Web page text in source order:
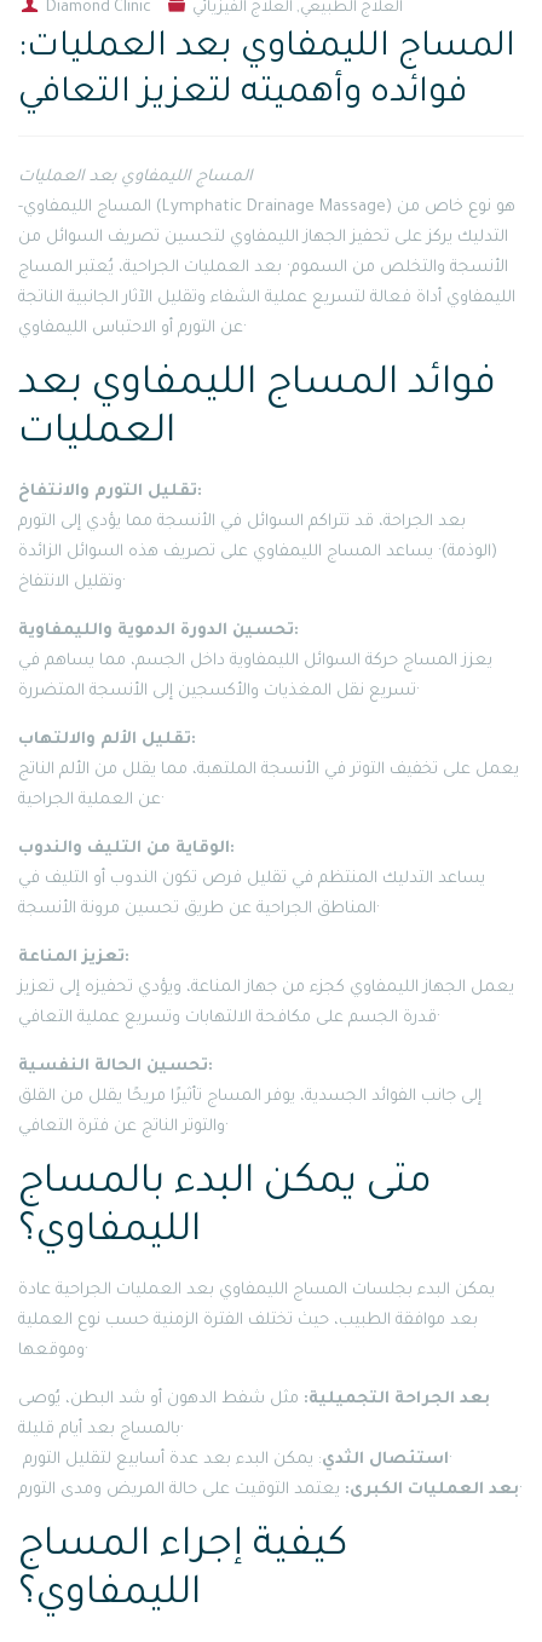
Diamond Clinic العلاج الطبيعي, العلاج الفيزيائي
المساج الليمفاوي بعد العمليات:
فوائده وأهميته لتعزيز التعافي
المساج الليمفاوي بعد العمليات
-المساج الليمفاوي (Lymphatic Drainage Massage) هو نوع خاص من
التدليك يركز على تحفيز الجهاز الليمفاوي لتحسين تصريف السوائل من
الأنسجة والتخلص من السموم· بعد العمليات الجراحية، يُعتبر المساج
الليمفاوي أداة فعالة لتسريع عملية الشفاء وتقليل الآثار الجانبية الناتجة
عن التورم أو الاحتباس الليمفاوي·
فوائد المساج الليمفاوي بعد
العمليات
تقليل التورم والانتفاخ:
بعد الجراحة، قد تتراكم السوائل في الأنسجة مما يؤدي إلى التورم
(الوذمة)· يساعد المساج الليمفاوي على تصريف هذه السوائل الزائدة
وتقليل الانتفاخ·
تحسين الدورة الدموية والليمفاوية:
يعزز المساج حركة السوائل الليمفاوية داخل الجسم، مما يساهم في
تسريع نقل المغذيات والأكسجين إلى الأنسجة المتضررة·
تقليل الألم والالتهاب:
يعمل على تخفيف التوتر في الأنسجة الملتهبة، مما يقلل من الألم الناتج
عن العملية الجراحية·
الوقاية من التليف والندوب:
يساعد التدليك المنتظم في تقليل فرص تكون الندوب أو التليف في
المناطق الجراحية عن طريق تحسين مرونة الأنسجة·
تعزيز المناعة:
يعمل الجهاز الليمفاوي كجزء من جهاز المناعة، ويؤدي تحفيزه إلى تعزيز
قدرة الجسم على مكافحة الالتهابات وتسريع عملية التعافي·
تحسين الحالة النفسية:
إلى جانب الفوائد الجسدية، يوفر المساج تأثيرًا مريحًا يقلل من القلق
والتوتر الناتج عن فترة التعافي·
متى يمكن البدء بالمساج
الليمفاوي؟
يمكن البدء بجلسات المساج الليمفاوي بعد العمليات الجراحية عادة
بعد موافقة الطبيب، حيث تختلف الفترة الزمنية حسب نوع العملية
وموقعها·
بعد الجراحة التجميلية: مثل شفط الدهون أو شد البطن، يُوصى
بالمساج بعد أيام قليلة·
استئصال الثدي: يمكن البدء بعد عدة أسابيع لتقليل التورم·
بعد العمليات الكبرى:يعتمد التوقيت على حالة المريض ومدى التورم·
كيفية إجراء المساج
الليمفاوي؟